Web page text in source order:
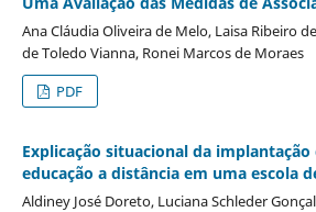
Ana Cláudia Oliveira de Melo, Laisa Ribeiro
de Toledo Vianna, Ronei Marcos de Moraes
PDF
Explicação situacional da implantação
educação a distância em uma escola
Aldiney José Doreto, Luciana Schleder